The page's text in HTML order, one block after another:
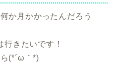
か月かかったんだろう
きたいです！
(*´ω｀*)